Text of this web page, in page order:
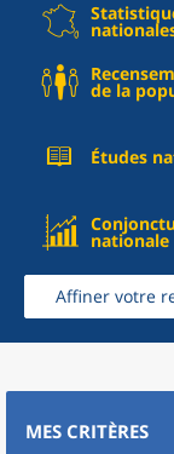
de la
Études
nationale
Affiner votre
MES CRITÈRES